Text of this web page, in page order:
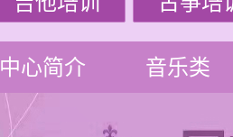
中心简介 音乐类